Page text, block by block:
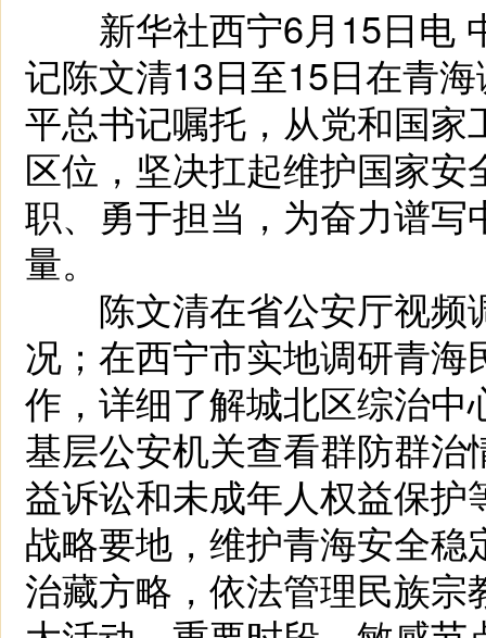
新华社西宁6月15日电
记陈文清13日至15日在青
平总书记嘱托，从党和国
区位，坚决扛起维护国家
职、勇于担当，为奋力谱
量。
陈文清在省公安厅视频
况；在西宁市实地调研青
作，详细了解城北区综治
基层公安机关查看群防群
益诉讼和未成年人权益保
战略要地，维护青海安全
治藏方略，依法管理民族